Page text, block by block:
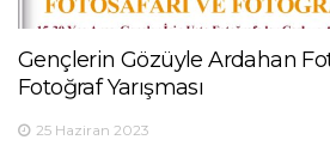
Gençlerin Gözüyle Ardahan
Fotoğraf Yarışması
25 Haziran 2023